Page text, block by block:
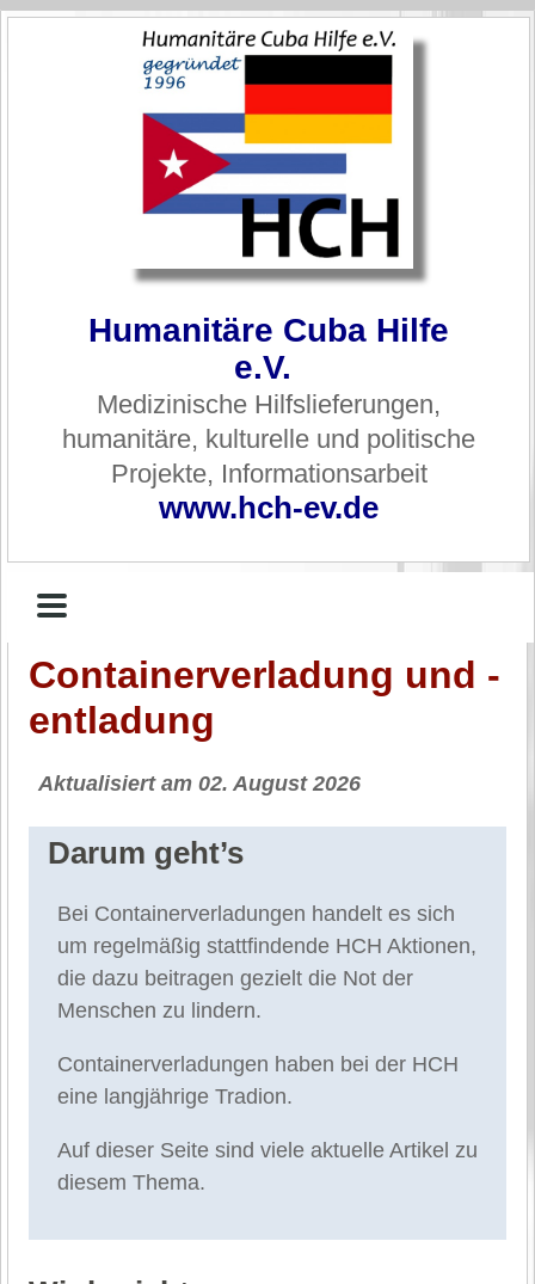
Humanitäre Cuba Hilfe
e.V.
Medizinische Hilfslieferungen,
humanitäre, kulturelle und politische
Projekte, Informationsarbeit
www.hch-ev.de
Container­verladung und -
entladung
Aktualisiert am 02. August 2026
Darum geht’s
Bei Container­verladungen handelt es sich
um regelmäßig stattfindende HCH Aktionen,
die dazu beitragen gezielt die Not der
Menschen zu lindern.
Container­verladungen haben bei der HCH
eine langjährige Tradion.
Auf dieser Seite sind viele aktuelle Artikel zu
diesem Thema.